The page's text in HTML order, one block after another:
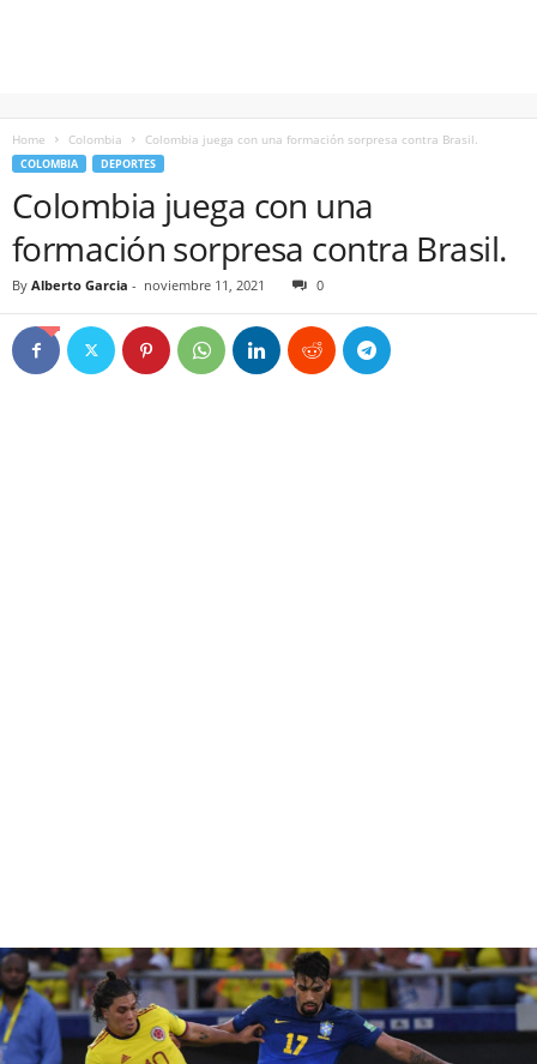
Home Colombia Colombia juega con una formación sorpresa contra Brasil.
COLOMBIA DEPORTES
Colombia juega con una
formación sorpresa contra Brasil.
By Alberto Garcia - noviembre 11, 2021 0